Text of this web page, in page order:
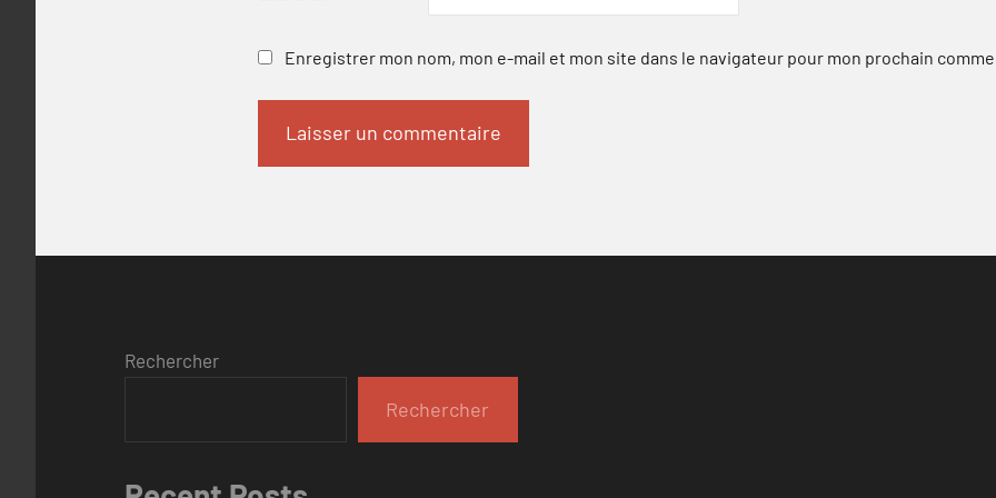
Enregistrer mon nom, mon e-mail et mon site dans le navigateur pour mon prochain
Rechercher
Rechercher